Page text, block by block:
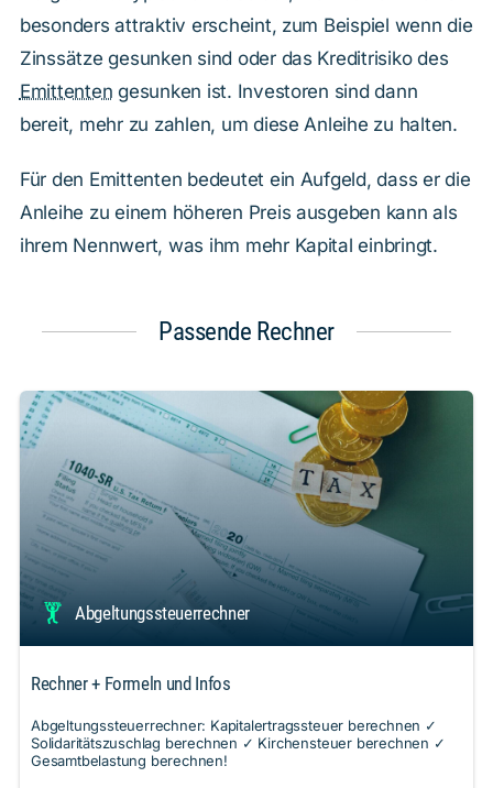
besonders attraktiv erscheint, zum Beispiel wenn die
Zinssätze gesunken sind oder das Kreditrisiko des
Emittenten gesunken ist. Investoren sind dann
bereit, mehr zu zahlen, um diese Anleihe zu halten.
Für den Emittenten bedeutet ein Aufgeld, dass er die
Anleihe zu einem höheren Preis ausgeben kann als
ihrem Nennwert, was ihm mehr Kapital einbringt.
Passende Rechner
Abgeltungssteuerrechner
Rechner + Formeln und Infos
Abgeltungssteuerrechner: Kapitalertragssteuer berechnen ✓
Solidaritätszuschlag berechnen ✓ Kirchensteuer berechnen ✓
Gesamtbelastung berechnen!